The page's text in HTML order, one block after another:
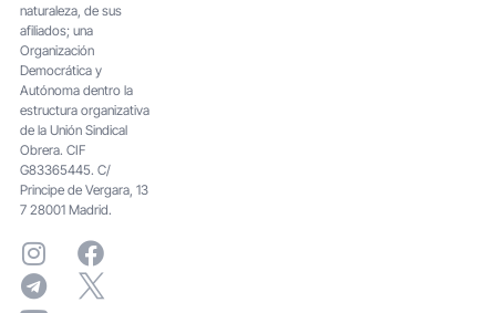
naturaleza, de sus
afiliados; una
Organización
Democrática y
Autónoma dentro la
estructura organizativa
de la Unión Sindical
Obrera. CIF
G83365445. C/
Principe de Vergara, 13
7 28001 Madrid.